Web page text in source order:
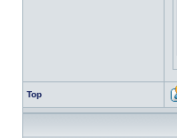
Top